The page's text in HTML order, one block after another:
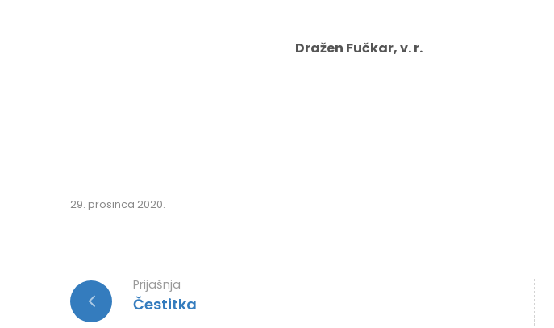
Dražen Fučkar, v. r.
29. prosinca 2020.
Prijašnja
Čestitka